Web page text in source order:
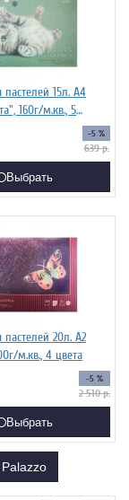
15л. А4
160г/м.кв., 5
-5 %
639р.
Выбрать
20л. А2
м.кв., 4 цвета
-5 %
2 510р.
Выбрать